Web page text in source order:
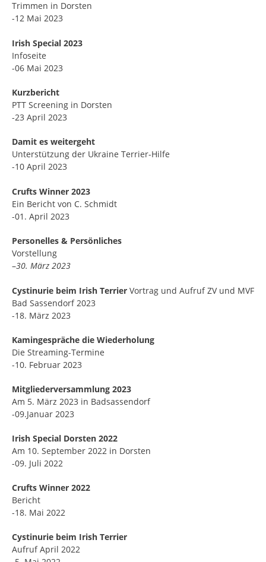
Trimmen in Dorsten
-12 Mai 2023
Irish Special 2023
Infoseite
-06 Mai 2023
Kurzbericht
PTT Screening in Dorsten
-23 April 2023
Damit es weitergeht
Unterstützung der Ukraine Terrier-Hilfe
-10 April 2023
Crufts Winner 2023
Ein Bericht von C. Schmidt
-01. April 2023
Personelles & Persönliches
Vorstellung
–30. März 2023
Cystinurie beim Irish Terrier Vortrag und Aufruf ZV und MVF
Bad Sassendorf 2023
-18. März 2023
Kamingespräche die Wiederholung
Die Streaming-Termine
-10. Februar 2023
Mitgliederversammlung 2023
Am 5. März 2023 in Badsassendorf
-09.Januar 2023
Irish Special Dorsten 2022
Am 10. September 2022 in Dorsten
-09. Juli 2022
Crufts Winner 2022
Bericht
-18. Mai 2022
Cystinurie beim Irish Terrier
Aufruf April 2022